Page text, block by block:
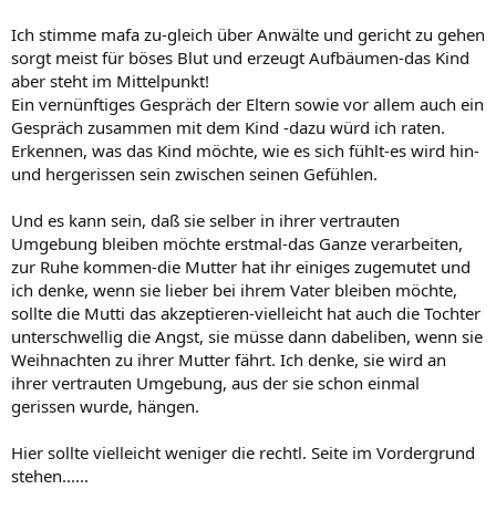
Ich stimme mafa zu-gleich über Anwälte und gericht zu gehen
sorgt meist für böses Blut und erzeugt Aufbäumen-das Kind
aber steht im Mittelpunkt!
Ein vernünftiges Gespräch der Eltern sowie vor allem auch ein
Gespräch zusammen mit dem Kind -dazu würd ich raten.
Erkennen, was das Kind möchte, wie es sich fühlt-es wird hin-
und hergerissen sein zwischen seinen Gefühlen.
Und es kann sein, daß sie selber in ihrer vertrauten
Umgebung bleiben möchte erstmal-das Ganze verarbeiten,
zur Ruhe kommen-die Mutter hat ihr einiges zugemutet und
ich denke, wenn sie lieber bei ihrem Vater bleiben möchte,
sollte die Mutti das akzeptieren-vielleicht hat auch die Tochter
unterschwellig die Angst, sie müsse dann dabeliben, wenn sie
Weihnachten zu ihrer Mutter fährt. Ich denke, sie wird an
ihrer vertrauten Umgebung, aus der sie schon einmal
gerissen wurde, hängen.
Hier sollte vielleicht weniger die rechtl. Seite im Vordergrund
stehen......